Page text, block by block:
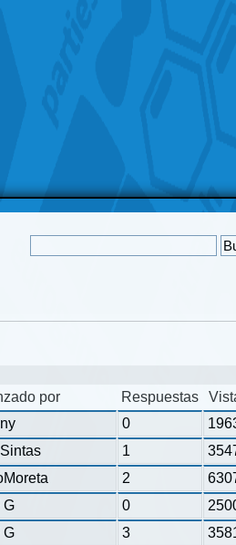
por Respuestas
0
1
2
G 0
G 3